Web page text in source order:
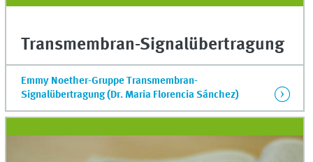
Transmembran-Signalübertragung
Emmy Noether-Gruppe Transmembran-
Signalübertragung (Dr. Maria Florencia Sánchez)